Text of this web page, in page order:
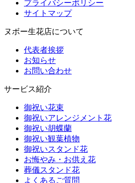
プライバシーポリシー
サイトマップ
ヌボー生花店について
代表者挨拶
お知らせ
お問い合わせ
サービス紹介
御祝い花束
御祝いアレンジメント花
御祝い胡蝶蘭
御祝い観葉植物
御祝いスタンド花
お悔やみ・お供え花
葬儀スタンド花
よくあるご質問